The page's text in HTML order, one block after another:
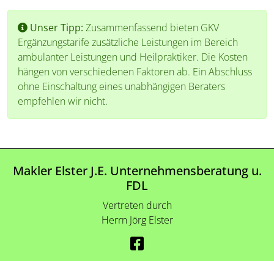
Unser Tipp: Zusammenfassend bieten GKV
Ergänzungstarife zusätzliche Leistungen im Bereich
ambulanter Leistungen und Heilpraktiker. Die Kosten
hängen von verschiedenen Faktoren ab. Ein Abschluss
ohne Einschaltung eines unabhängigen Beraters
empfehlen wir nicht.
Makler Elster J.E. Unternehmensberatung u.
FDL
Vertreten durch
Herrn Jörg Elster